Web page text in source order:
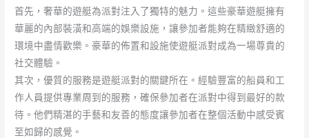
首先，奢華的遊艇為派對注入了獨特的魅力。這些豪華遊艇擁有
華麗的內部裝潢和高端的娛樂設施，讓參加者能夠在精緻舒適的
環境中盡情歡樂。豪華的佈置和設施使遊艇派對成為一場尊貴的
社交體驗。
其次，優質的服務是遊艇派對的關鍵所在。經驗豐富的船員和工
作人員提供專業周到的服務，確保參加者在派對中得到最好的款
待。他們精湛的手藝和友善的態度讓參加者在整個活動中感受賓
至如歸的感覺。